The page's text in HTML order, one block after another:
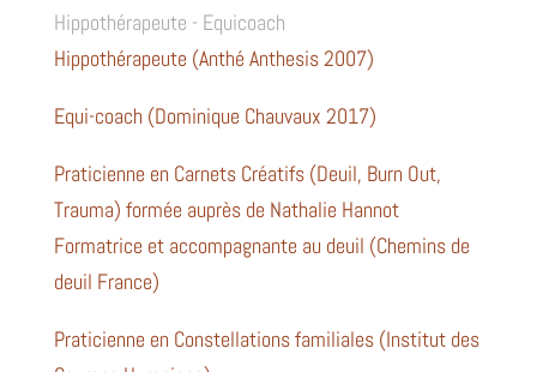
Hippothérapeute - Equicoach
Hippothérapeute (Anthé Anthesis 2007)
Equi-coach (Dominique Chauvaux 2017)
Praticienne en Carnets Créatifs (Deuil, Burn Out,
Trauma) formée auprès de Nathalie Hannot
Formatrice et accompagnante au deuil (Chemins de
deuil France)
Praticienne en Constellations familiales (Institut des